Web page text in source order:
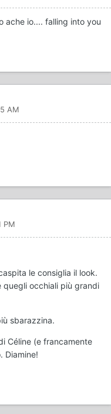
ache io.... falling into you
AM
PM
le consiglia il look.
occhiali più grandi
sbarazzina.
Céline (e francamente
Diamine!